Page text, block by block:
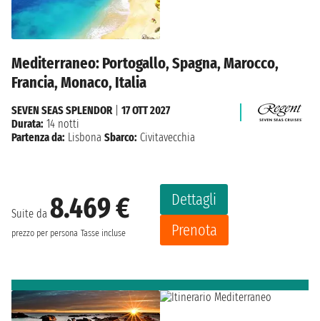
Mediterraneo: Portogallo, Spagna, Marocco,
Francia, Monaco, Italia
Suite da 8.469 €
prezzo per persona Tasse incluse
Dettagli
Prenota
SEVEN SEAS SPLENDOR| 17 OTT 2027
Durata: 14 notti
Partenza da: Lisbona Sbarco: Civitavecchia